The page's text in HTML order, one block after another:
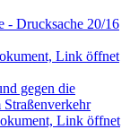
- Drucksache 20/16
Link öffnet
gegen die
Link öffnet